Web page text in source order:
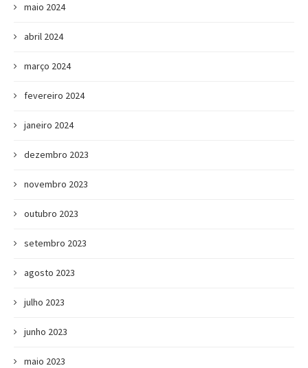
maio 2024
abril 2024
março 2024
fevereiro 2024
janeiro 2024
dezembro 2023
novembro 2023
outubro 2023
setembro 2023
agosto 2023
julho 2023
junho 2023
maio 2023